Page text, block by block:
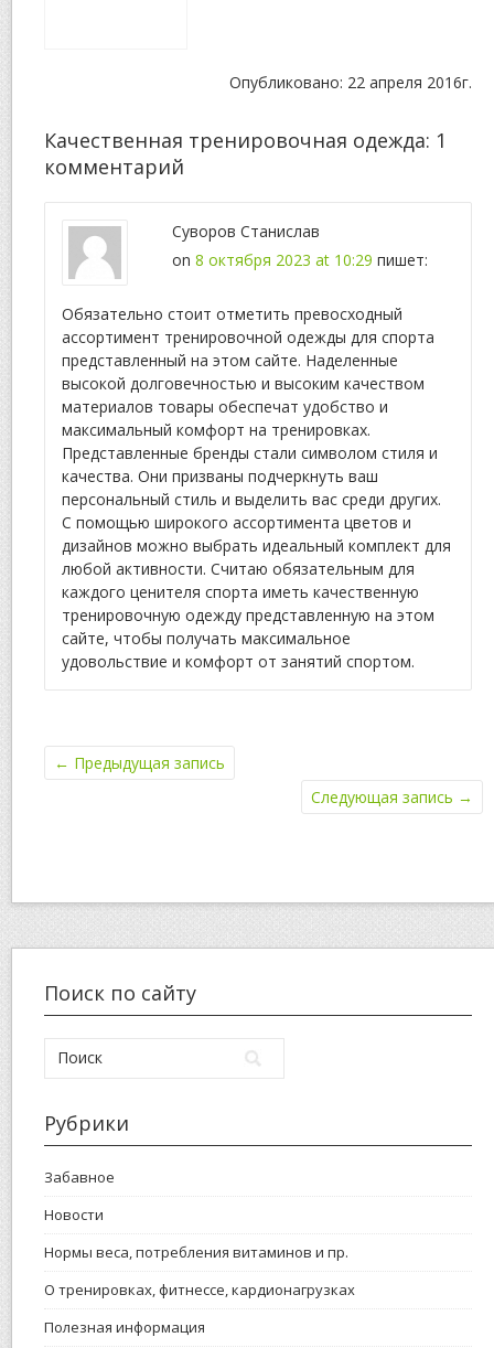
Опубликовано: 22 апреля 2016г.
Качественная тренировочная одежда: 1
комментарий
Суворов Станислав
on 8 октября 2023 at 10:29 пишет:
Обязательно стоит отметить превосходный
ассортимент тренировочной одежды для спорта
представленный на этом сайте. Наделенные
высокой долговечностью и высоким качеством
материалов товары обеспечат удобство и
максимальный комфорт на тренировках.
Представленные бренды стали символом стиля и
качества. Они призваны подчеркнуть ваш
персональный стиль и выделить вас среди других.
С помощью широкого ассортимента цветов и
дизайнов можно выбрать идеальный комплект для
любой активности. Считаю обязательным для
каждого ценителя спорта иметь качественную
тренировочную одежду представленную на этом
сайте, чтобы получать максимальное
удовольствие и комфорт от занятий спортом.
← Предыдущая запись
Следующая запись →
Поиск по сайту
Рубрики
Забавное
Новости
Нормы веса, потребления витаминов и пр.
О тренировках, фитнессе, кардионагрузках
Полезная информация